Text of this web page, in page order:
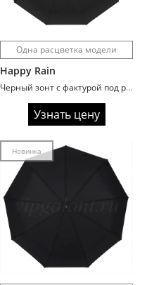
Одна расцветка модели
Happy Rain
Черный зонт с фактурой под рептилию D0032
Узнать цену
Новинка